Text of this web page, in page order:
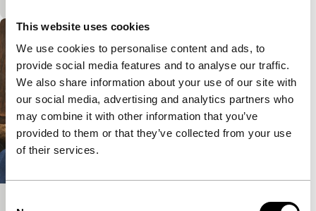
This website uses cookies
We use cookies to personalise content and ads, to
provide social media features and to analyse our traffic.
We also share information about your use of our site with
our social media, advertising and analytics partners who
may combine it with other information that you’ve
provided to them or that they’ve collected from your use
of their services.